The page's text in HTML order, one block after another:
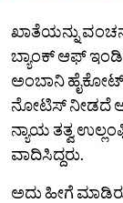
ಖಾತೆಯನ್ನು
ಬ್ಯಾಂಕ್ ಆಫ್
ಅಂಬಾನಿ
ನೋಟಿಸ್ ನೀಡದೆ
ನ್ಯಾಯ ತತ್ವ
ವಾದಿಸಿದ್ದರು.
ಅದು ಹೀಗೆ